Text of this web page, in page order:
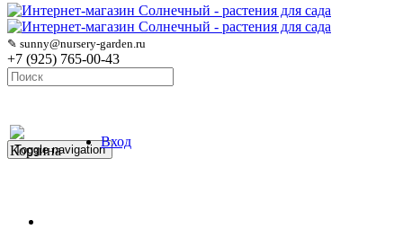
✎ sunny@nursery-garden.ru
+7 (925) 765-00-43
Корзина
Вход
Toggle navigation